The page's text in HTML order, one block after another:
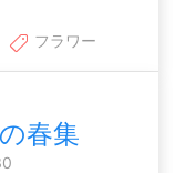
フラワー
春集